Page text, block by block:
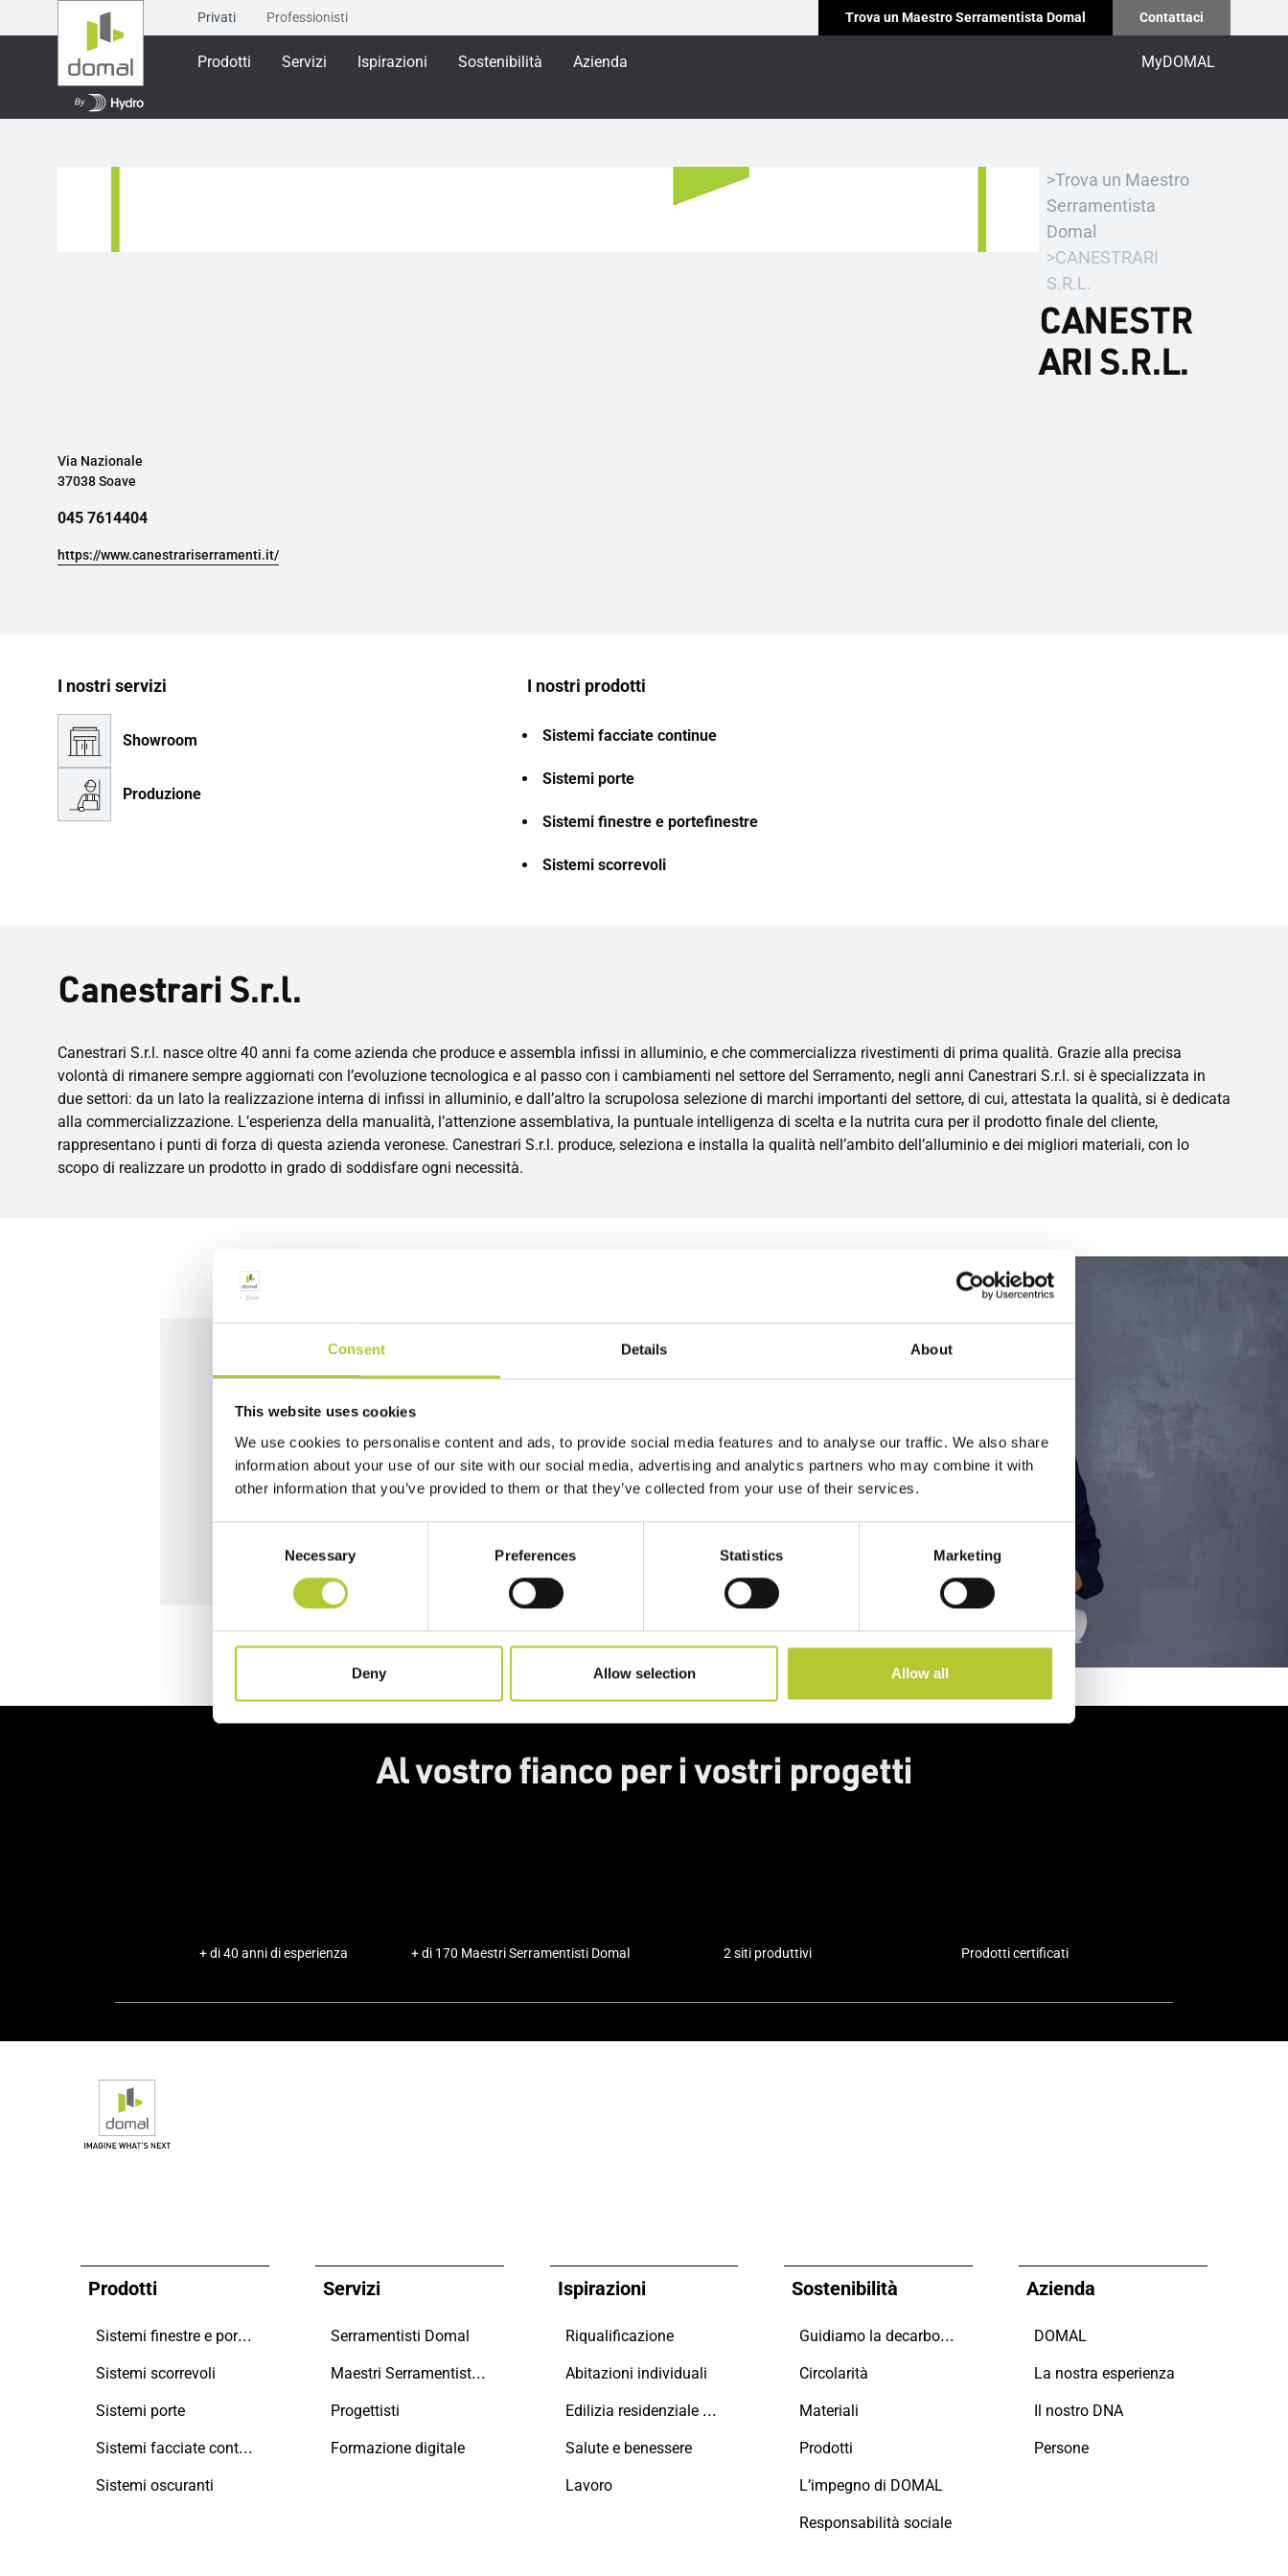
Consent Details About
This website uses cookies
We use cookies to personalise content and ads, to provide social media features and to analyse our traffic. We also share
information about your use of our site with our social media, advertising and analytics partners who may combine it with
other information that you’ve provided to them or that they’ve collected from your use of their services.
Necessary Preferences Statistics Marketing
Deny Allow selection Allow all
Privati Professionisti Trova un Maestro Serramentista Domal Contattaci
Prodotti Servizi Ispirazioni Sostenibilità Azienda MyDOMAL
Trova un Maestro
Serramentista
Domal
CANESTRARI
S.R.L.
CANESTR
ARI S.R.L.
Via Nazionale
37038 Soave
045 7614404
https://www.canestrariserramenti.it/
I nostri servizi
Showroom
Produzione
I nostri prodotti
Sistemi facciate continue
Sistemi porte
Sistemi finestre e portefinestre
Sistemi scorrevoli
Canestrari S.r.l.
Canestrari S.r.l. nasce oltre 40 anni fa come azienda che produce e assembla infissi in alluminio, e che commercializza rivestimenti di prima qualità. Grazie alla precisa
volontà di rimanere sempre aggiornati con l’evoluzione tecnologica e al passo con i cambiamenti nel settore del Serramento, negli anni Canestrari S.r.l. si è specializzata in
due settori: da un lato la realizzazione interna di infissi in alluminio, e dall’altro la scrupolosa selezione di marchi importanti del settore, di cui, attestata la qualità, si è dedicata
alla commercializzazione. L’esperienza della manualità, l’attenzione assemblativa, la puntuale intelligenza di scelta e la nutrita cura per il prodotto finale del cliente,
rappresentano i punti di forza di questa azienda veronese. Canestrari S.r.l. produce, seleziona e installa la qualità nell’ambito dell’alluminio e dei migliori materiali, con lo
scopo di realizzare un prodotto in grado di soddisfare ogni necessità.
Siamo qui per te
Contatta i nostri team per dare vita ai tuoi progetti!
Contattaci
Al vostro fianco per i vostri progetti
+ di 40 anni di esperienza + di 170 Maestri Serramentisti Domal 2 siti produttivi Prodotti certificati
Prodotti
Sistemi finestre e portefinestre
Sistemi scorrevoli
Sistemi porte
Sistemi facciate continue
Sistemi oscuranti
Servizi
Serramentisti Domal
Maestri Serramentisti Domal
Progettisti
Formazione digitale
Ispirazioni
Riqualificazione
Abitazioni individuali
Edilizia residenziale collettiva
Salute e benessere
Lavoro
Sostenibilità
Guidiamo la decarbonizzazione
Circolarità
Materiali
Prodotti
L’impegno di DOMAL
Responsabilità sociale
Azienda
DOMAL
La nostra esperienza
Il nostro DNA
Persone